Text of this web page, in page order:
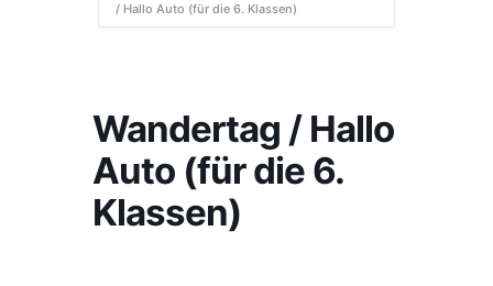
/ Hallo Auto (für die 6. Klassen)
Wandertag / Hallo
Auto (für die 6.
Klassen)